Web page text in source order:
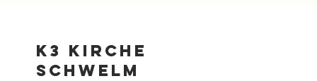
K3 Kirche
Schwelm